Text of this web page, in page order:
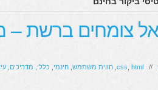
צומחים ברשת –
//
css html חווית משתמש חינמי כללי מדריכים